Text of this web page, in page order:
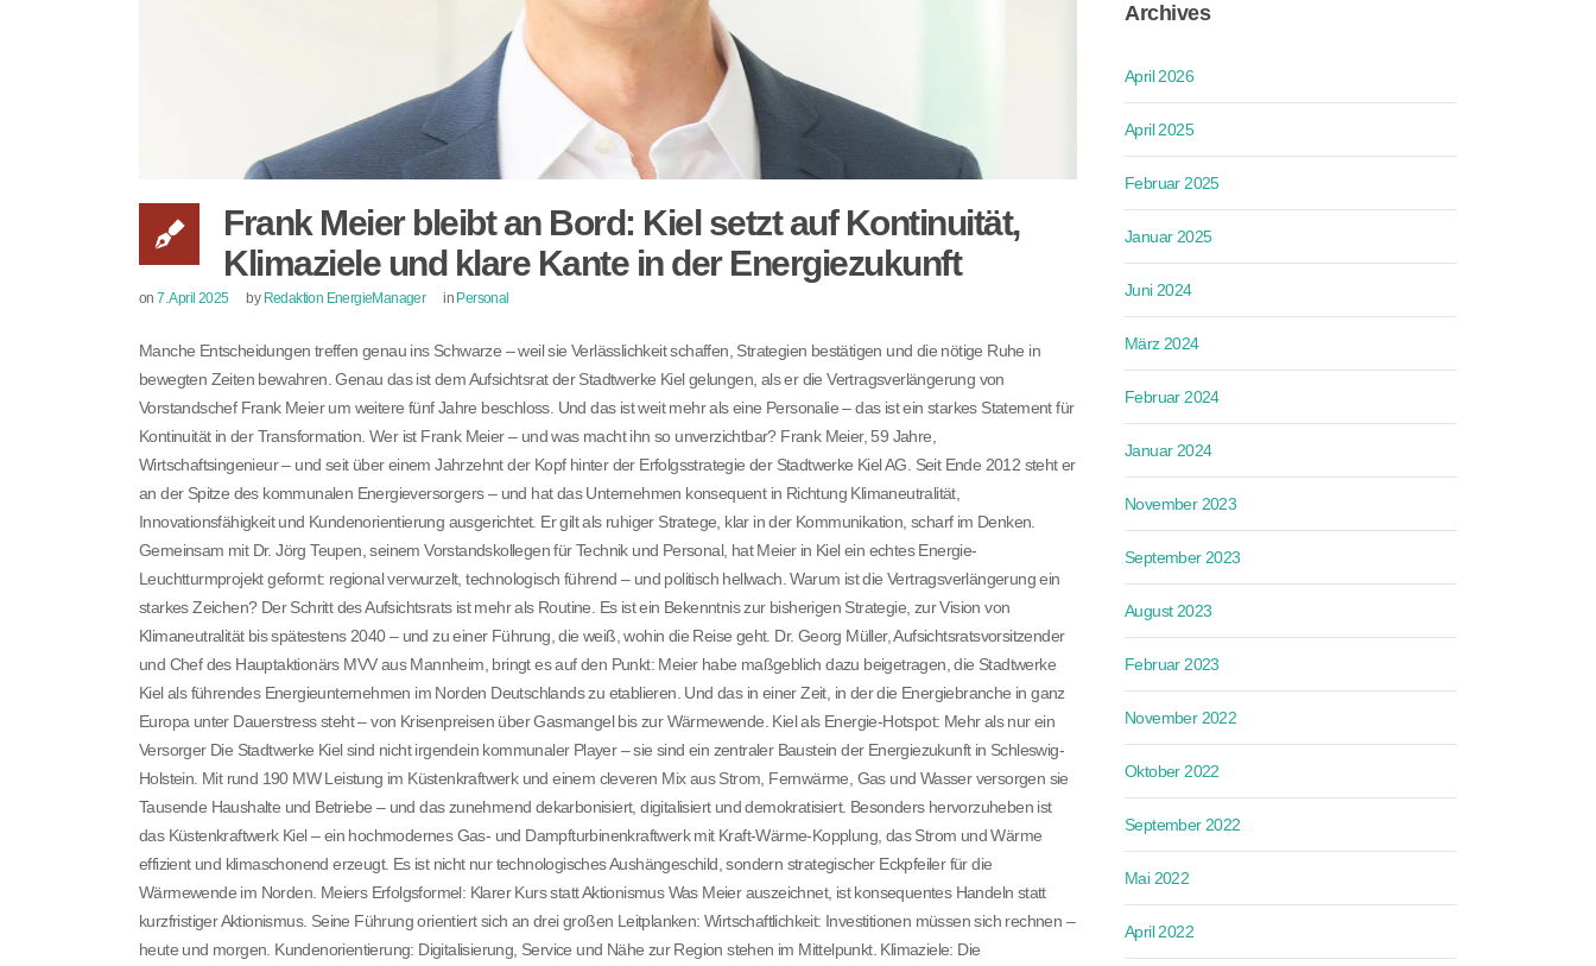
Frank Meier bleibt an Bord: Kiel setzt auf Kontinuität,
Klimaziele und klare Kante in der Energiezukunft
on7. April 2025 by Redaktion EnergieManager in Personal
Manche Entscheidungen treffen genau ins Schwarze – weil sie Verlässlichkeit schaffen, Strategien bestätigen und die nötige Ruhe in
bewegten Zeiten bewahren. Genau das ist dem Aufsichtsrat der Stadtwerke Kiel gelungen, als er die Vertragsverlängerung von
Vorstandschef Frank Meier um weitere fünf Jahre beschloss. Und das ist weit mehr als eine Personalie – das ist ein starkes Statement für
Kontinuität in der Transformation. Wer ist Frank Meier – und was macht ihn so unverzichtbar? Frank Meier, 59 Jahre,
Wirtschaftsingenieur – und seit über einem Jahrzehnt der Kopf hinter der Erfolgsstrategie der Stadtwerke Kiel AG. Seit Ende 2012 steht er
an der Spitze des kommunalen Energieversorgers – und hat das Unternehmen konsequent in Richtung Klimaneutralität,
Innovationsfähigkeit und Kundenorientierung ausgerichtet. Er gilt als ruhiger Stratege, klar in der Kommunikation, scharf im Denken.
Gemeinsam mit Dr. Jörg Teupen, seinem Vorstandskollegen für Technik und Personal, hat Meier in Kiel ein echtes Energie-
Leuchtturmprojekt geformt: regional verwurzelt, technologisch führend – und politisch hellwach. Warum ist die Vertragsverlängerung ein
starkes Zeichen? Der Schritt des Aufsichtsrats ist mehr als Routine. Es ist ein Bekenntnis zur bisherigen Strategie, zur Vision von
Klimaneutralität bis spätestens 2040 – und zu einer Führung, die weiß, wohin die Reise geht. Dr. Georg Müller, Aufsichtsratsvorsitzender
und Chef des Hauptaktionärs MVV aus Mannheim, bringt es auf den Punkt: Meier habe maßgeblich dazu beigetragen, die Stadtwerke
Kiel als führendes Energieunternehmen im Norden Deutschlands zu etablieren. Und das in einer Zeit, in der die Energiebranche in ganz
Europa unter Dauerstress steht – von Krisenpreisen über Gasmangel bis zur Wärmewende. Kiel als Energie-Hotspot: Mehr als nur ein
Versorger Die Stadtwerke Kiel sind nicht irgendein kommunaler Player – sie sind ein zentraler Baustein der Energiezukunft in Schleswig-
Holstein. Mit rund 190 MW Leistung im Küstenkraftwerk und einem cleveren Mix aus Strom, Fernwärme, Gas und Wasser versorgen sie
Tausende Haushalte und Betriebe – und das zunehmend dekarbonisiert, digitalisiert und demokratisiert. Besonders hervorzuheben ist
das Küstenkraftwerk Kiel – ein hochmodernes Gas- und Dampfturbinenkraftwerk mit Kraft-Wärme-Kopplung, das Strom und Wärme
effizient und klimaschonend erzeugt. Es ist nicht nur technologisches Aushängeschild, sondern strategischer Eckpfeiler für die
Wärmewende im Norden. Meiers Erfolgsformel: Klarer Kurs statt Aktionismus Was Meier auszeichnet, ist konsequentes Handeln statt
kurzfristiger Aktionismus. Seine Führung orientiert sich an drei großen Leitplanken: Wirtschaftlichkeit: Investitionen müssen sich rechnen –
heute und morgen. Kundenorientierung: Digitalisierung, Service und Nähe zur Region stehen im Mittelpunkt. Klimaziele: Die
Archives
April 2026
April 2025
Februar 2025
Januar 2025
Juni 2024
März 2024
Februar 2024
Januar 2024
November 2023
September 2023
August 2023
Februar 2023
November 2022
Oktober 2022
September 2022
Mai 2022
April 2022